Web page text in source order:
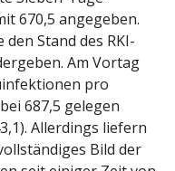
670,5 angegeben.
Stand des RKI-
Am Vortag
pro
687,5 gelegen
Allerdings liefern
Bild der